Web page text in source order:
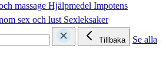
massage Hjälpmedel Impotens
sex och lust Sexleksaker
Tillbaka
Se alla